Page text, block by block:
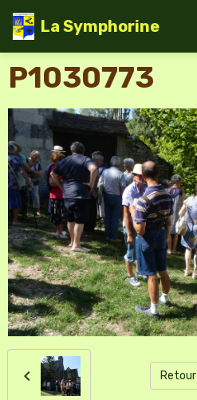
La Symphorine
P1030773
Retour